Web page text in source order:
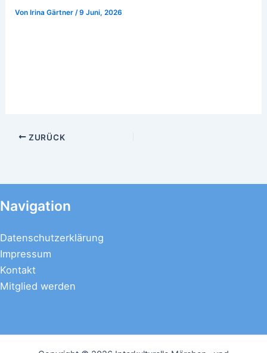
Von Irina Gärtner/9 Juni, 2026
ZURÜCK
Navigation
Datenschutzerklärung
Impressum
Kontakt
Mitglied werden